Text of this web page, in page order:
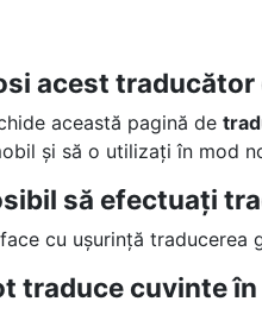
acest traducător
această pagină de
și să o utilizați în mod
să efectuați
cu ușurință traducerea
traduce cuvinte